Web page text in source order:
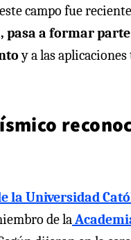
campo fue
pasa a formar
y a las
la Universidad
de la